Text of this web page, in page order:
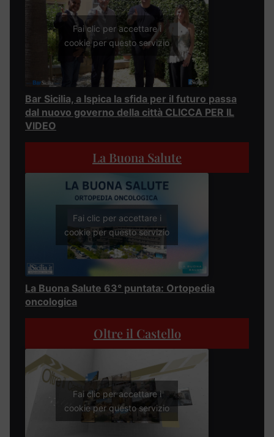
Fai clic per accettare i
cookie per questo servizio
Bar Sicilia, a Ispica la sfida per il futuro passa
dal nuovo governo della città CLICCA PER IL
VIDEO
La Buona Salute
Fai clic per accettare i
cookie per questo servizio
La Buona Salute 63° puntata: Ortopedia
oncologica
Oltre il Castello
Fai clic per accettare i
cookie per questo servizio